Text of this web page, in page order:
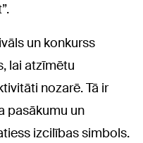
un konkurss
lai atzīmētu
nozarē. Tā ir
pasākumu un
izcilības simbols.